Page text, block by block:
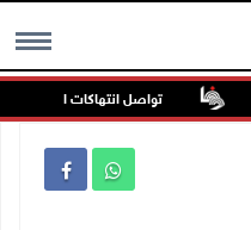
MENU
تواصل انتهاكات الاحتلال